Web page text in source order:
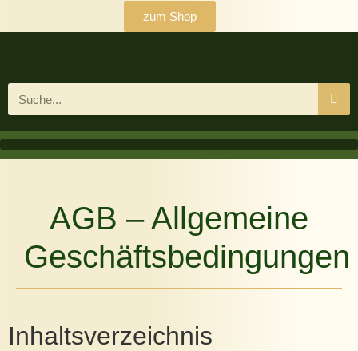
zum Shop
AGB – Allgemeine
Geschäftsbedingungen
Inhaltsverzeichnis